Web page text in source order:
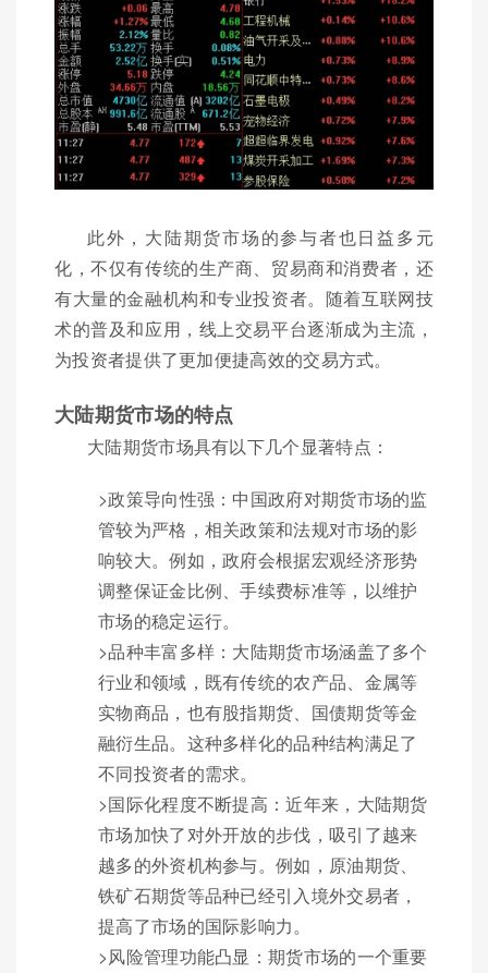
此外，大陆期货市场的参与者也日益多元
化，不仅有传统的生产商、贸易商和消费者，还
有大量的金融机构和专业投资者。随着互联网技
术的普及和应用，线上交易平台逐渐成为主流，
为投资者提供了更加便捷高效的交易方式。
大陆期货市场的特点
大陆期货市场具有以下几个显著特点：
>政策导向性强：中国政府对期货市场的监
管较为严格，相关政策和法规对市场的影
响较大。例如，政府会根据宏观经济形势
调整保证金比例、手续费标准等，以维护
市场的稳定运行。
>品种丰富多样：大陆期货市场涵盖了多个
行业和领域，既有传统的农产品、金属等
实物商品，也有股指期货、国债期货等金
融衍生品。这种多样化的品种结构满足了
不同投资者的需求。
>国际化程度不断提高：近年来，大陆期货
市场加快了对外开放的步伐，吸引了越来
越多的外资机构参与。例如，原油期货、
铁矿石期货等品种已经引入境外交易者，
提高了市场的国际影响力。
>风险管理功能凸显：期货市场的一个重要